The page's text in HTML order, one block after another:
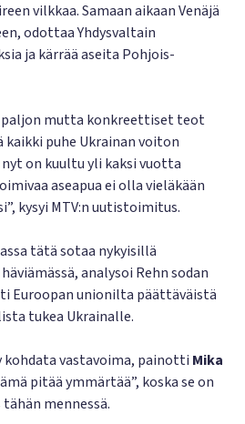
vilkkaa. Samaan aikaan Venäjä
odottaa Yhdysvaltain
ja kärrää aseita Pohjois-
paljon mutta konkreettiset teot
puhe Ukrainan voiton
on kuultu yli kaksi vuotta
aseapua ei olla vieläkään
kysyi MTV:n uutistoimitus.
tätä sotaa nykyisillä
analysoi Rehn sodan
Euroopan unionilta päättäväistä
tukea Ukrainalle.
kohdata vastavoima, painotti Mika
pitää ymmärtää”, koska se on
mennessä.